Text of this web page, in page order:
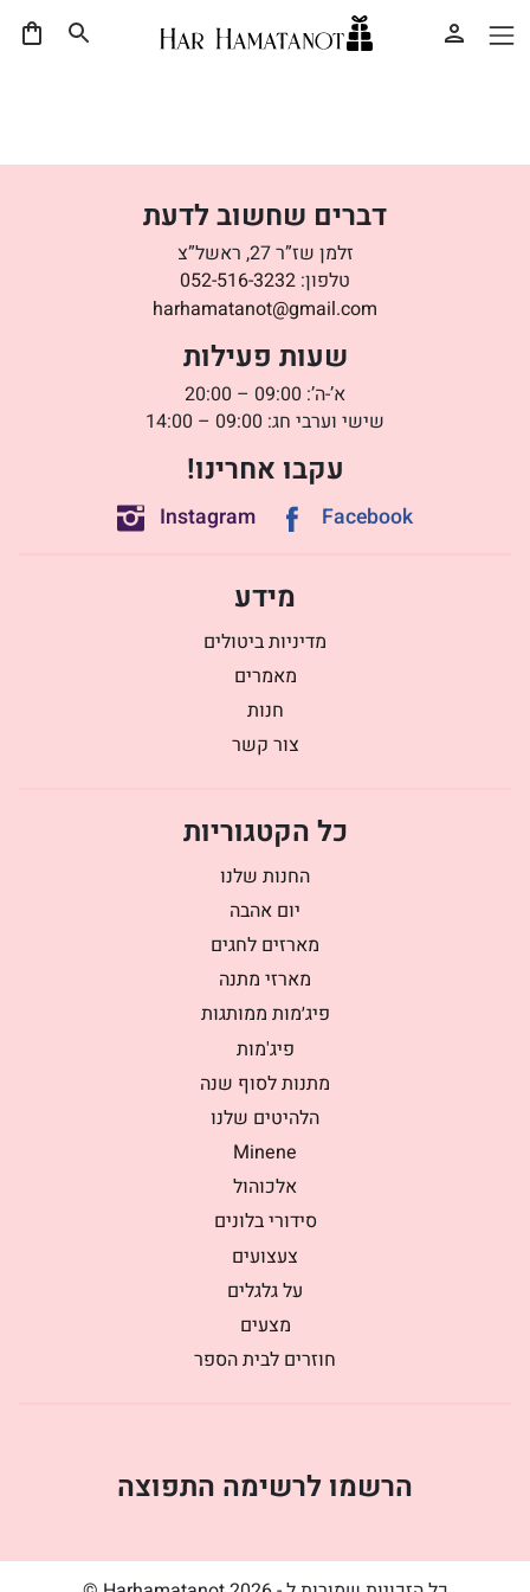
דברים שחשוב לדעת
זלמן שז”ר 27, ראשל”צ
טלפון: 052-516-3232
harhamatanot@gmail.com
שעות פעילות
א’-ה’: 09:00 – 20:00
שישי וערבי חג: 09:00 – 14:00
עקבו אחרינו!
Facebook
Instagram
מידע
מדיניות ביטולים
מאמרים
חנות
צור קשר
כל הקטגוריות
החנות שלנו
יום אהבה
מארזים לחגים
מארזי מתנה
פיג׳מות ממותגות
פיג'מות
מתנות לסוף שנה
הלהיטים שלנו
Minene
אלכוהול
סידורי בלונים
צעצועים
על גלגלים
מצעים
חוזרים לבית הספר
הרשמו לרשימה התפוצה